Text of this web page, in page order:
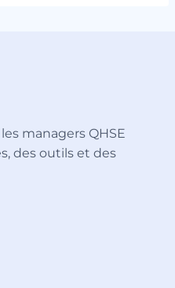
managers QHSE
des outils et des